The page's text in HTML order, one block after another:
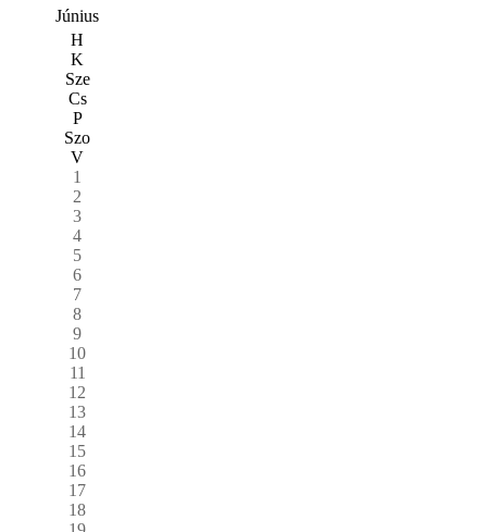
Június
H
K
Sze
Cs
P
Szo
V
1
2
3
4
5
6
7
8
9
10
11
12
13
14
15
16
17
18